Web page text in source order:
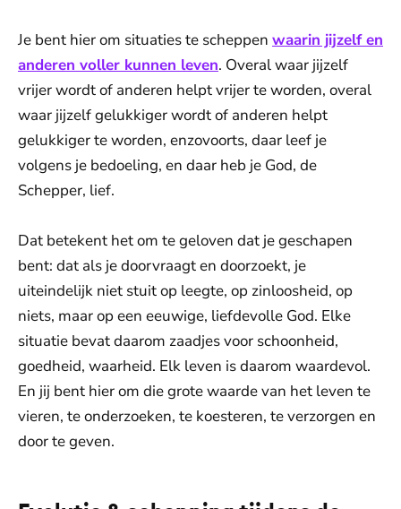
Je bent hier om situaties te scheppen waarin jijzelf en
anderen voller kunnen leven. Overal waar jijzelf
vrijer wordt of anderen helpt vrijer te worden, overal
waar jijzelf gelukkiger wordt of anderen helpt
gelukkiger te worden, enzovoorts, daar leef je
volgens je bedoeling, en daar heb je God, de
Schepper, lief.
Dat betekent het om te geloven dat je geschapen
bent: dat als je doorvraagt en doorzoekt, je
uiteindelijk niet stuit op leegte, op zinloosheid, op
niets, maar op een eeuwige, liefdevolle God. Elke
situatie bevat daarom zaadjes voor schoonheid,
goedheid, waarheid. Elk leven is daarom waardevol.
En jij bent hier om die grote waarde van het leven te
vieren, te onderzoeken, te koesteren, te verzorgen en
door te geven.